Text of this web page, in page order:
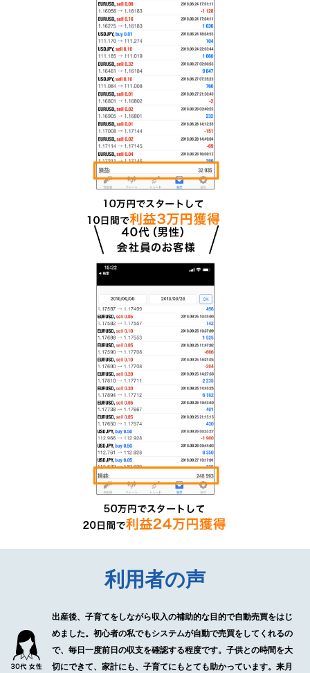
利用者の声
出産後、子育てをしながら収入の補助的な目的で自動売買をはじ
めました。初心者の私でもシステムが自動で売買をしてくれるの
で、毎日一度前日の収支を確認する程度です。子供との時間を大
切にできて、家計にも、子育てにもとても助かっています。来月